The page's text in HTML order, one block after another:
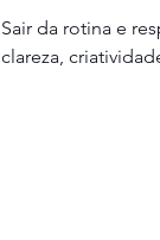
Sair da rotina e
clareza,